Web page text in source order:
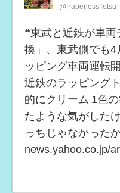
@PaperlessTetsu
❝東武と近鉄が車
換」、東武側でも4
ッピング車両運
近鉄のラッピング
的にクリーム 1色
たような気がした
っちじゃなかった
news.yahoo.co.jp/